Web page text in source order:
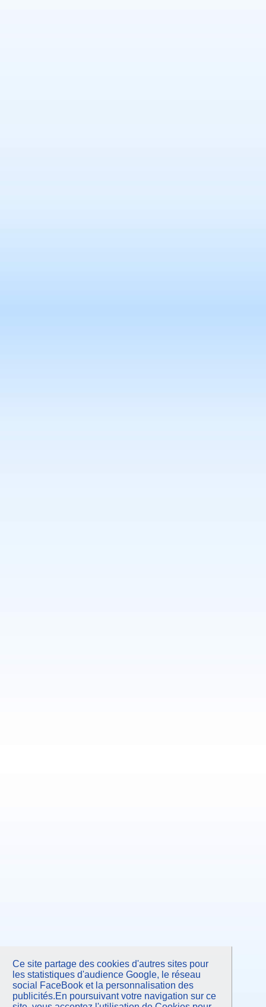
Ce site partage des cookies d'autres sites pour
les statistiques d'audience Google, le réseau
social FaceBook et la personnalisation des
publicités.En poursuivant votre navigation sur ce